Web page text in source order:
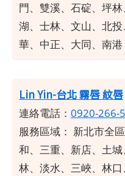
門、雙溪、石碇、坪
湖、士林、文山、北
華、中正、大同、南港
Lin Yin-台北 霧唇 紋唇
連絡電話： 0920-266-
服務區域： 新北市全
和、三重、新店、土
林、淡水、三峽、林